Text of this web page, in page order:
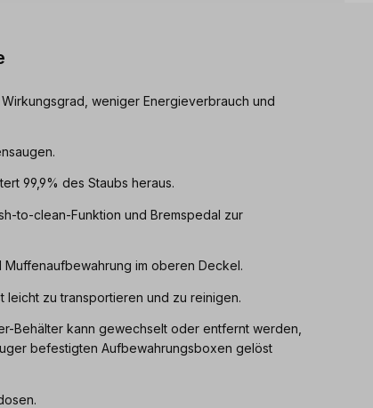
weniger Energieverbrauch und
99,9% des Staubs heraus.
to-clean-Funktion und Bremspedal zur
im oberen Deckel.
leicht zu transportieren und zu reinigen.
Behälter kann gewechselt oder entfernt werden,
befestigten Aufbewahrungsboxen gelöst